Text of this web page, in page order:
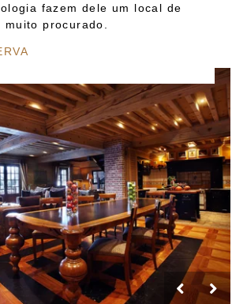
fazem dele um local de
muito procurado.